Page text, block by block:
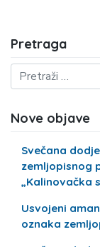
Pretraga
Nove objave
Svečana
zemljopisnog
„Kalinovačka
Usvojeni
oznaka